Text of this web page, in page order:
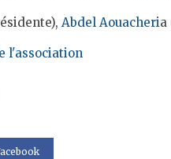
Abdel Aouacheria
l'association